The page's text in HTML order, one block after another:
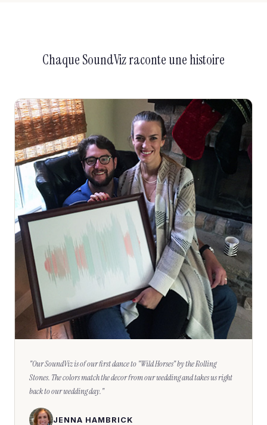
Chaque SoundViz raconte une histoire
"Our SoundViz is of our first dance to "Wild Horses" by the Rolling
Stones. The colors match the decor from our wedding and takes us right
back to our wedding day."
JENNA HAMBRICK